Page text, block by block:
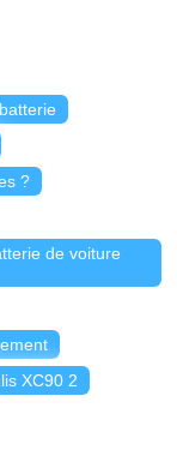
?
de voiture
XC90 2